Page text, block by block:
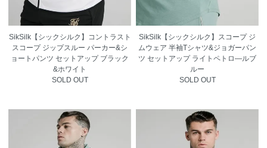
SikSilk【シックシルク】コントラスト
スコープ ジップスルー パーカー&シ
ョートパンツ セットアップ ブラック
&ホワイト
SOLD OUT
SikSilk【シックシルク】スコープ ジ
ムウェア 半袖Tシャツ&ジョガーパン
ツ セットアップ ライトペトロ―ルブ
ルー
SOLD OUT